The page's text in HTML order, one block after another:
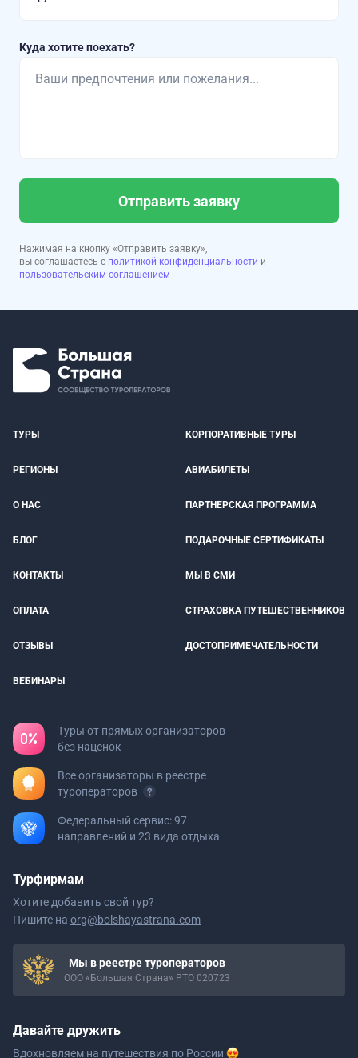
Куда хотите поехать?
Отправить заявку
Нажимая на кнопку «Отправить заявку»,
вы соглашаетесь с политикой конфиденциальности и
пользовательским соглашением
ТУРЫ КОРПОРАТИВНЫЕ ТУРЫ
РЕГИОНЫ АВИАБИЛЕТЫ
О НАС ПАРТНЕРСКАЯ ПРОГРАММА
БЛОГ ПОДАРОЧНЫЕ СЕРТИФИКАТЫ
КОНТАКТЫ МЫ В СМИ
ОПЛАТА СТРАХОВКА ПУТЕШЕСТВЕННИКОВ
ОТЗЫВЫ ДОСТОПРИМЕЧАТЕЛЬНОСТИ
ВЕБИНАРЫ
Туры от прямых организаторов
без наценок
Все организаторы в реестре
туроператоров
Федеральный сервис: 97
направлений и 23 вида отдыха
Турфирмам
Хотите добавить свой тур?
Пишите на org@bolshayastrana.com
Мы в реестре туроператоров
ООО «Большая Страна» РТО 020723
Давайте дружить
Вдохновляем на путешествия по России